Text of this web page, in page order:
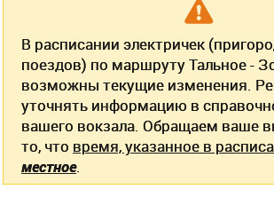
В расписании электричек
поездов) по маршруту Тальное -
возможны текущие изменения.
уточнять информацию в
вашего вокзала. Обращаем ваше
то, что время, указанное в
местное.